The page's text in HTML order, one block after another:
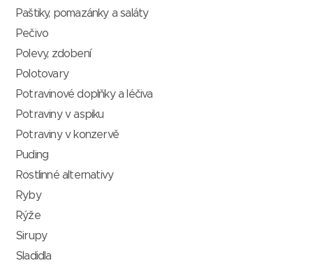
Paštiky, pomazánky a saláty
Pečivo
Polevy, zdobení
Polotovary
Potravinové doplňky a léčiva
Potraviny v aspiku
Potraviny v konzervě
Puding
Rostlinné alternativy
Ryby
Rýže
Sirupy
Sladidla